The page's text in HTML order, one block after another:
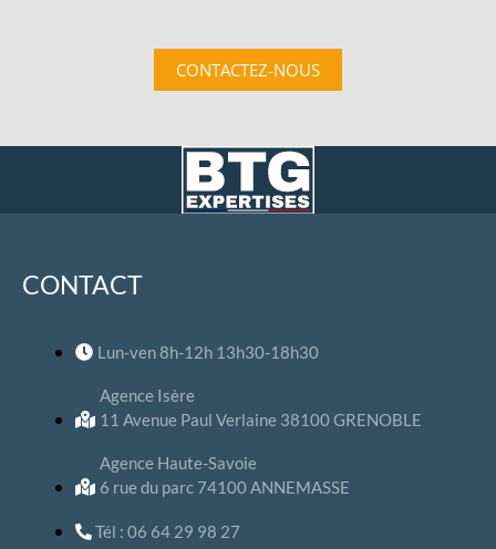
CONTACTEZ-NOUS
CONTACT
Lun-ven 8h-12h 13h30-18h30
Agence Isère
11 Avenue Paul Verlaine 38100 GRENOBLE
Agence Haute-Savoie
6 rue du parc 74100 ANNEMASSE
Tél : 06 64 29 98 27